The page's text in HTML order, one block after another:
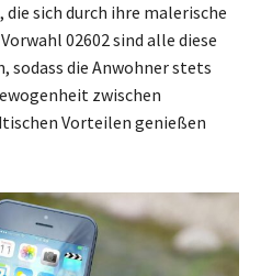
sich durch ihre malerische
02602 sind alle diese
sodass die Anwohner stets
zwischen
Vorteilen genießen